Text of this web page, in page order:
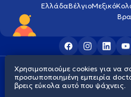
ΕλλάδαΒέλγιοΜεξικό
Οροι χρήσηςCookiesΠολιτική
© 2026
Χρησιμοποιούμε cookies για να
προσωποποιημένη εμπειρία
βρεις εύκολα αυτό που ψάχνεις.